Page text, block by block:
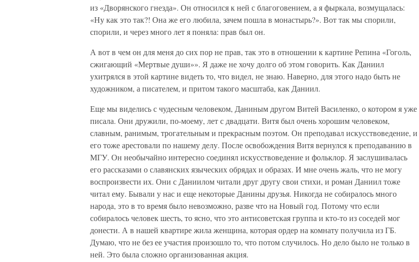
из «Дворянского гнезда». Он относился к ней с благоговением, а я фыркала, возмущалась:
«Ну как это так?! Она же его любила, зачем пошла в монастырь?». Вот так мы спорили,
спорили, и через много лет я поняла: прав был он.
А вот в чем он для меня до сих пор не прав, так это в отношении к картине Репина «Гоголь,
сжигающий «Мертвые души»». Я даже не хочу долго об этом говорить. Как Даниил
ухитрялся в этой картине видеть то, что видел, не знаю. Наверно, для этого надо быть не
художником, а писателем, и притом такого масштаба, как Даниил.
Еще мы виделись с чудесным человеком, Даниным другом Витей Василенко, о котором я уже
писала. Они дружили, по-моему, лет с двадцати. Витя был очень хорошим человеком,
славным, ранимым, трогательным и прекрасным поэтом. Он преподавал искусствоведение, и
его тоже арестовали по нашему делу. После освобождения Витя вернулся к преподаванию в
МГУ. Он необычайно интересно соединял искусствоведение и фольклор. Я заслушивалась
его рассказами о славянских языческих обрядах и образах. И мне очень жаль, что не могу
воспроизвести их. Они с Даниилом читали друг другу свои стихи, и роман Даниил тоже
читал ему. Бывали у нас и еще некоторые Данины друзья. Никогда не собиралось много
народа, это в то время было невозможно, разве что на Новый год. Потому что если
собиралось человек шесть, то ясно, что это антисоветская группа и кто-то из соседей мог
донести. А в нашей квартире жила женщина, которая ордер на комнату получила из ГБ.
Думаю, что не без ее участия произошло то, что потом случилось. Но дело было не только в
ней. Это была сложно организованная акция.